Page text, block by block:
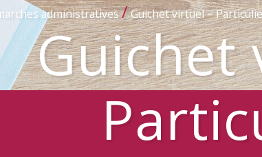
administratives/Guichet virtuel –
Guichet